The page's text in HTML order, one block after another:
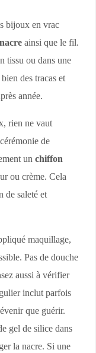
bijoux en vrac
nacre ainsi que le fil.
tissu ou dans une
des tracas et
année.
rien ne vaut
de
unchiffon
ou crème. Cela
de saleté et
maquillage,
Pas de douche
aussi à vérifier
inclut parfois
que guérir.
gel de silice dans
la nacre. Si une